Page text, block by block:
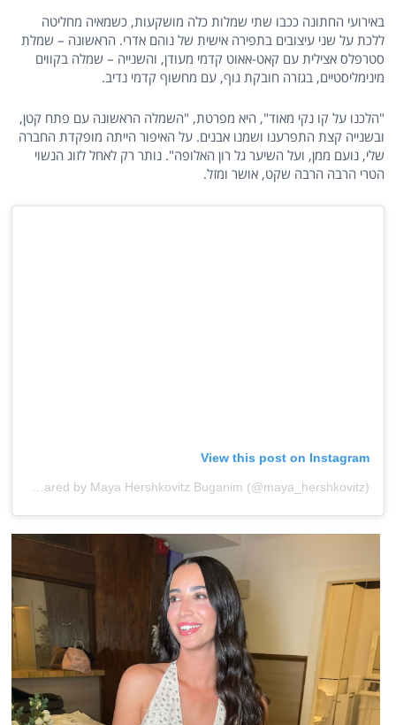
באירועי החתונה ככבו שתי שמלות כלה מושקעות, כשמאיה מחליטה
ללכת על שני עיצובים בתפירה אישית של נוהם אדרי. הראשונה – שמלת
סטרפלס אצילית עם קאט-אאוט קדמי מעודן, והשנייה – שמלה בקווים
מינימליסטיים, בגזרה חובקת גוף, עם מחשוף קדמי נדיב.
"הלכנו על קו נקי מאוד", היא מפרטת, "השמלה הראשונה עם פתח קטן,
ובשנייה קצת התפרענו ושמנו אבנים. על האיפור הייתה מופקדת החברה
שלי, נועם ממן, ועל השיער גל רון האלופה". נותר רק לאחל לזוג הנשוי
הטרי הרבה הרבה שקט, אושר ומזל.
View this post on Instagram